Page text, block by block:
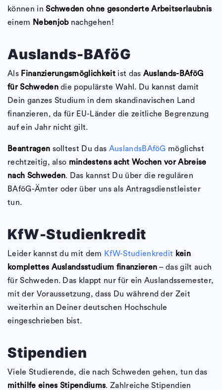
können inSchweden ohne gesonderte Arbeitserlaubnis
einem Nebenjobnachgehen!
Auslands-BAföG
Als Finanzierungsmöglichkeitist das Auslands-BAföG
für Schwedendie populärste Wahl. Du kannst damit
Dein ganzes Studium in dem skandinavischen Land
finanzieren, da für EU-Länder die zeitliche Begrenzung
auf ein Jahr nicht gilt.
Beantragen solltest Du das AuslandsBAföG möglichst
rechtzeitig, also mindestens acht Wochen vor Abreise
nach Schweden. Das kannst Du über die regulären
BAföG-Ämter oder über uns als Antragsdienstleister
tun.
KfW-Studienkredit
Leider kannst du mit dem KfW-Studienkredit kein
komplettes Auslandsstudium finanzieren – das gilt auch
für Schweden. Das klappt nur für ein Auslandssemester,
mit der Voraussetzung, dass Du während der Zeit
weiterhin an Deiner deutschen Hochschule
eingeschrieben bist.
Stipendien
Viele Studierende, die nach Schweden gehen, tun das
mithilfe eines Stipendiums. Zahlreiche Stipendien